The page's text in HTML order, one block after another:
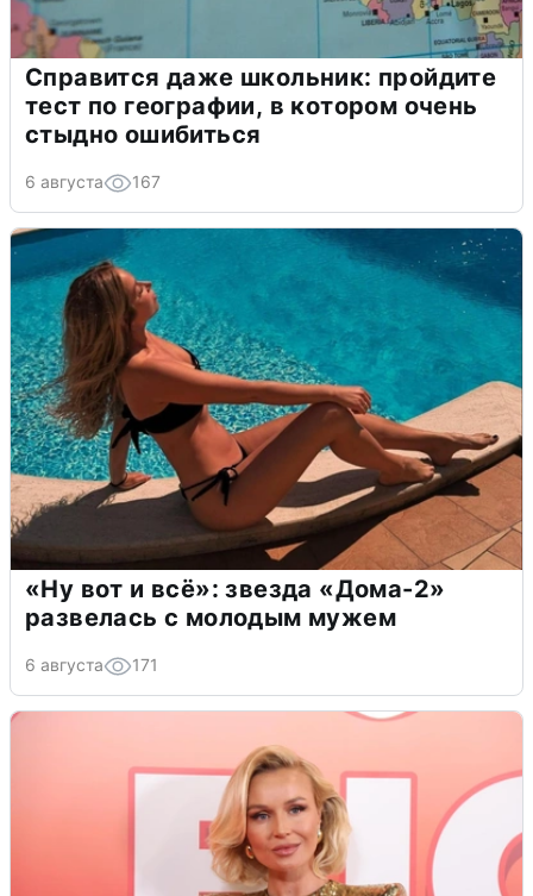
Справится даже школьник: пройдите
тест по географии, в котором очень
стыдно ошибиться
6 августа 167
«Ну вот и всё»: звезда «Дома-2»
развелась с молодым мужем
6 августа 171